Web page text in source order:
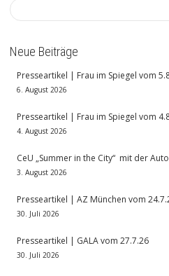
Neue Beiträge
Presseartikel | Frau im Spiegel vom
6. August 2026
Presseartikel | Frau im Spiegel vom
4. August 2026
CeU „Summer in the City“ mit der
3. August 2026
Presseartikel | AZ München vom
30. Juli 2026
Presseartikel | GALA vom 27.7.26
30. Juli 2026